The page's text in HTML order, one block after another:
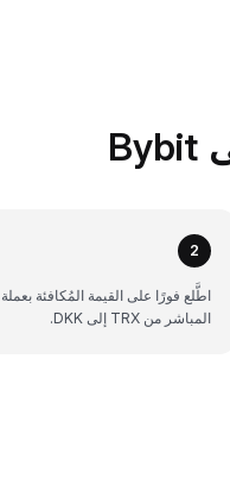
2
المباشر من TRX إلى DKK.